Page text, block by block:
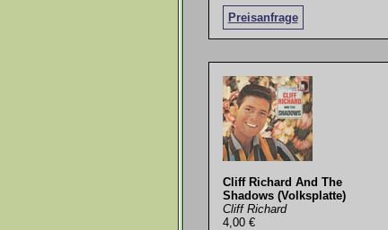
Preisanfrage
Cliff Richard And The
Shadows (Volksplatte)
Cliff Richard
4,00 €